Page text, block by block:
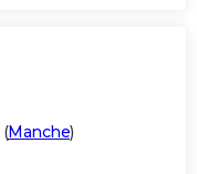
(Manche)